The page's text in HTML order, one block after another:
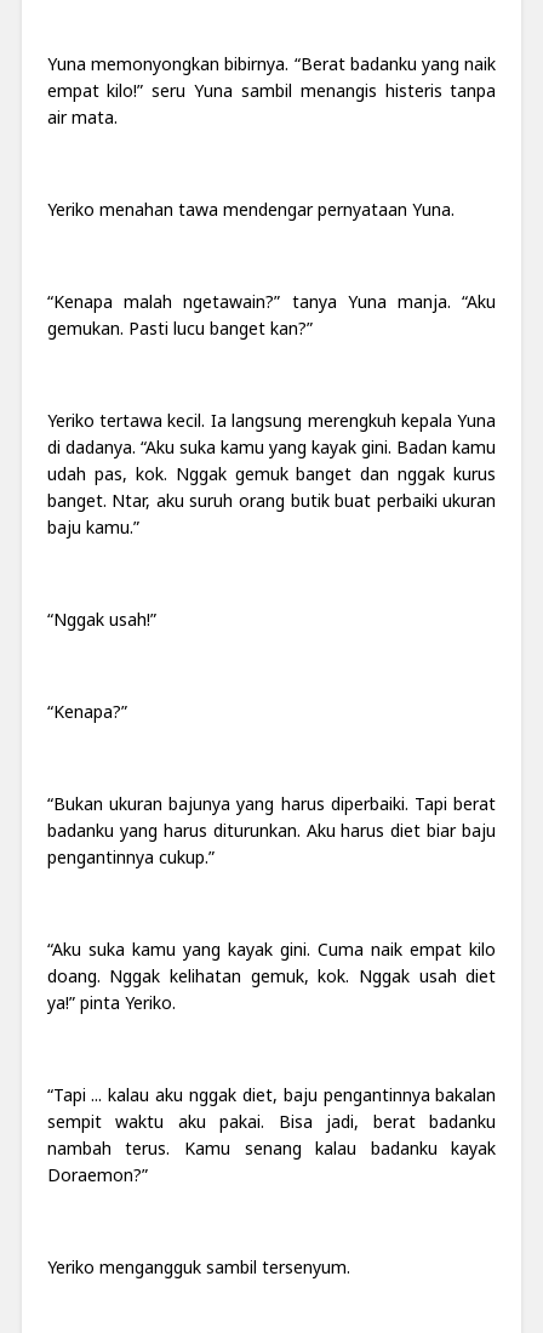
Yuna memonyongkan bibirnya. “Berat badanku yang naik
empat kilo!” seru Yuna sambil menangis histeris tanpa
air mata.
Yeriko menahan tawa mendengar pernyataan Yuna.
“Kenapa malah ngetawain?” tanya Yuna manja. “Aku
gemukan. Pasti lucu banget kan?”
Yeriko tertawa kecil. Ia langsung merengkuh kepala Yuna
di dadanya. “Aku suka kamu yang kayak gini. Badan kamu
udah pas, kok. Nggak gemuk banget dan nggak kurus
banget. Ntar, aku suruh orang butik buat perbaiki ukuran
baju kamu.”
“Nggak usah!”
“Kenapa?”
“Bukan ukuran bajunya yang harus diperbaiki. Tapi berat
badanku yang harus diturunkan. Aku harus diet biar baju
pengantinnya cukup.”
“Aku suka kamu yang kayak gini. Cuma naik empat kilo
doang. Nggak kelihatan gemuk, kok. Nggak usah diet
ya!” pinta Yeriko.
“Tapi ... kalau aku nggak diet, baju pengantinnya bakalan
sempit waktu aku pakai. Bisa jadi, berat badanku
nambah terus. Kamu senang kalau badanku kayak
Doraemon?”
Yeriko mengangguk sambil tersenyum.